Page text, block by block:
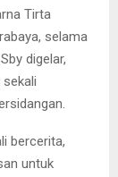
Tirta
selama
digelar,
bercerita,
untuk